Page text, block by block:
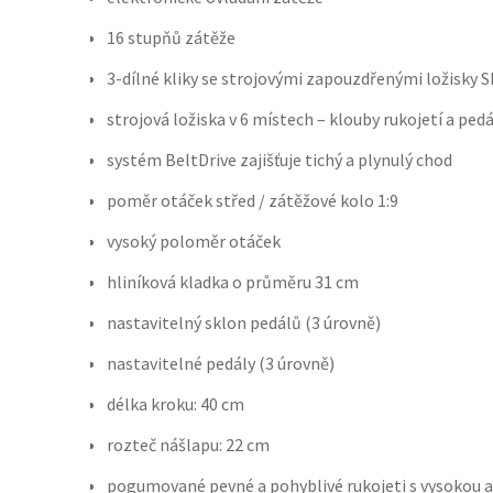
16 stupňů zátěže
3-dílné kliky se strojovými zapouzdřenými ložisky
strojová ložiska v 6 místech – klouby rukojetí a
systém BeltDrive zajišťuje tichý a plynulý chod
poměr otáček střed / zátěžové kolo 1:9
vysoký poloměr otáček
hliníková kladka o průměru 31 cm
nastavitelný sklon pedálů (3 úrovně)
nastavitelné pedály (3 úrovně)
délka kroku: 40 cm
rozteč nášlapu: 22 cm
pogumované pevné a pohyblivé rukojeti s vysokou